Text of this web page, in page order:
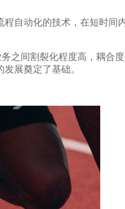
自动化的技术，在短时间
之间割裂化程度高，耦合
展奠定了基础。